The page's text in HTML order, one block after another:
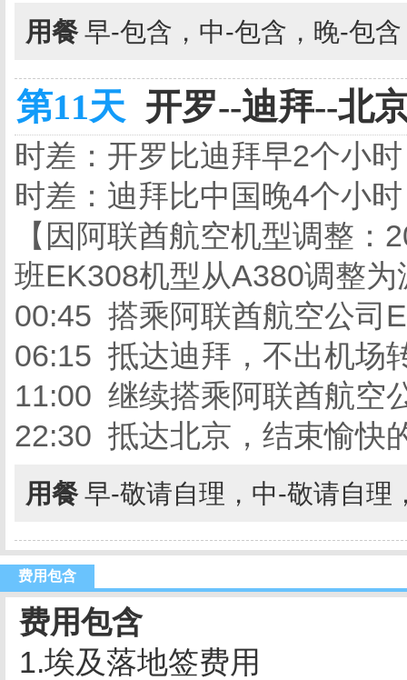
用餐 早-包含，中-包含，晚-包
第11天 开罗--迪拜--北
时差：开罗比迪拜早2个小
时差：迪拜比中国晚4个小
【因阿联酋航空机型调整
班EK308机型从A380调整
00:45 搭乘阿联酋航空公司
06:15 抵达迪拜，不出机场
11:00 继续搭乘阿联酋航空
22:30 抵达北京，结束愉快
用餐 早-敬请自理，中-敬请自理
费用包含
费用包含
1.埃及落地签费用